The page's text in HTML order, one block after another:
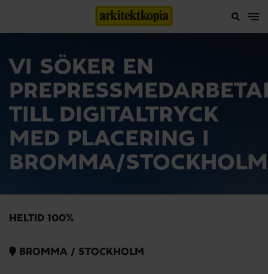
VI SÖKER EN
TILL DIGITALTRYCK
MED PLACERING I
BROMMA/STOCKHOLM
HELTID 100%
BROMMA / STOCKHOLM